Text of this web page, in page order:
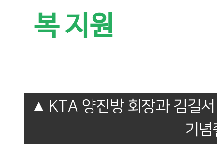
복 지원
KTA 양진방 회장과 김길
기